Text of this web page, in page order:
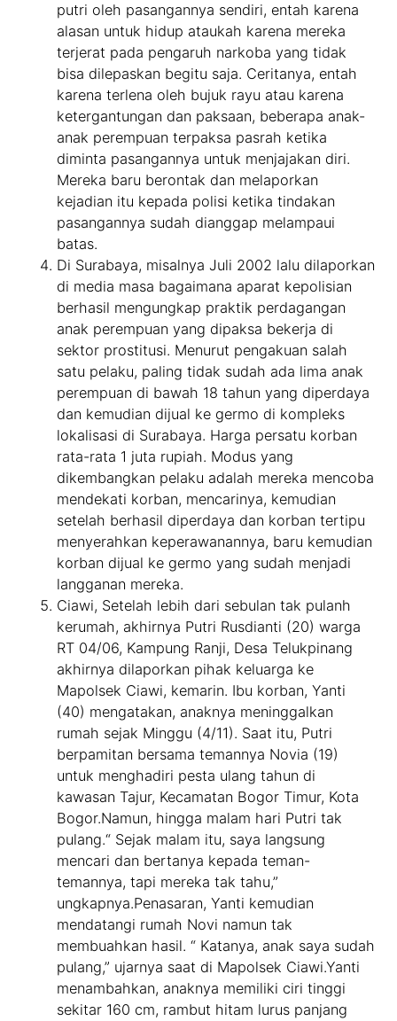
putri oleh pasangannya sendiri, entah karena
alasan untuk hidup ataukah karena mereka
terjerat pada pengaruh narkoba yang tidak
bisa dilepaskan begitu saja. Ceritanya, entah
karena terlena oleh bujuk rayu atau karena
ketergantungan dan paksaan, beberapa anak-
anak perempuan terpaksa pasrah ketika
diminta pasangannya untuk menjajakan diri.
Mereka baru berontak dan melaporkan
kejadian itu kepada polisi ketika tindakan
pasangannya sudah dianggap melampaui
batas.
Di Surabaya, misalnya Juli 2002 lalu dilaporkan
di media masa bagaimana aparat kepolisian
berhasil mengungkap praktik perdagangan
anak perempuan yang dipaksa bekerja di
sektor prostitusi. Menurut pengakuan salah
satu pelaku, paling tidak sudah ada lima anak
perempuan di bawah 18 tahun yang diperdaya
dan kemudian dijual ke germo di kompleks
lokalisasi di Surabaya. Harga persatu korban
rata-rata 1 juta rupiah. Modus yang
dikembangkan pelaku adalah mereka mencoba
mendekati korban, mencarinya, kemudian
setelah berhasil diperdaya dan korban tertipu
menyerahkan keperawanannya, baru kemudian
korban dijual ke germo yang sudah menjadi
langganan mereka.
Ciawi, Setelah lebih dari sebulan tak pulanh
kerumah, akhirnya Putri Rusdianti (20) warga
RT 04/06, Kampung Ranji, Desa Telukpinang
akhirnya dilaporkan pihak keluarga ke
Mapolsek Ciawi, kemarin. Ibu korban, Yanti
(40) mengatakan, anaknya meninggalkan
rumah sejak Minggu (4/11). Saat itu, Putri
berpamitan bersama temannya Novia (19)
untuk menghadiri pesta ulang tahun di
kawasan Tajur, Kecamatan Bogor Timur, Kota
Bogor.Namun, hingga malam hari Putri tak
pulang.“ Sejak malam itu, saya langsung
mencari dan bertanya kepada teman-
temannya, tapi mereka tak tahu,”
ungkapnya.Penasaran, Yanti kemudian
mendatangi rumah Novi namun tak
membuahkan hasil. “ Katanya, anak saya sudah
pulang,” ujarnya saat di Mapolsek Ciawi.Yanti
menambahkan, anaknya memiliki ciri tinggi
sekitar 160 cm, rambut hitam lurus panjang